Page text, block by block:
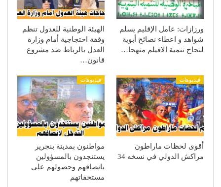
ورزازات: عامل الإقليم يسلم
شواهد و اعطاء نصائح أبوية
لنجاح تنمية الاقيلم منهجا…
الهيئة الوطنية للعدول تنظم
وقفة احتجاجية أمام وزارة
العدل بالرباط ضد مشروع
قانون…
فيديوهات
أقوى لحظات ماراطون
مراكش الدولي في نسخه 34
فيديوهات
مواطنون بمدينة بنجرير
يستنجدون بالمسؤولين
بانصافهم وحصولهم على
مستحقاتهم